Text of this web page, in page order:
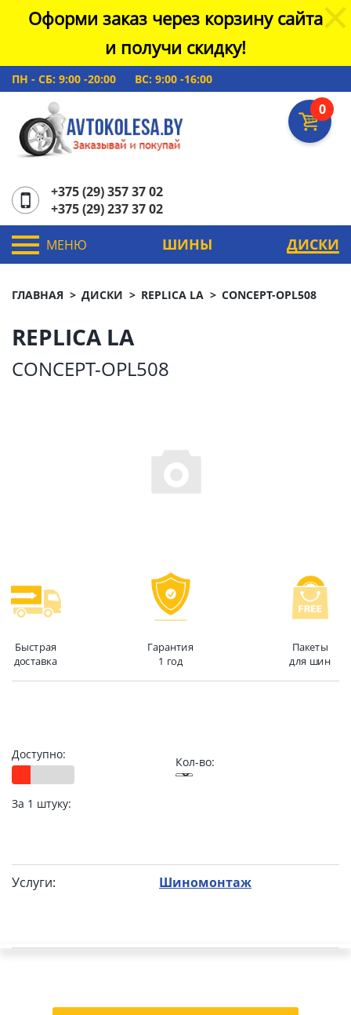
Оформи заказ через корзину сайта
и получи скидку!
ПН - СБ: 9:00 -20:00 ВС: 9:00 -16:00
0
+375 (29) 357 37 02
+375 (29) 237 37 02
МЕНЮ ШИНЫ ДИСКИ
ГЛАВНАЯ ДИСКИ REPLICA LA CONCEPT-OPL508
REPLICA LA
CONCEPT-OPL508
Быстрая
доставка
Гарантия
1 год
Пакеты
для шин
Доступно:
Кол-во:
За 1 штуку:
Услуги: Шиномонтаж